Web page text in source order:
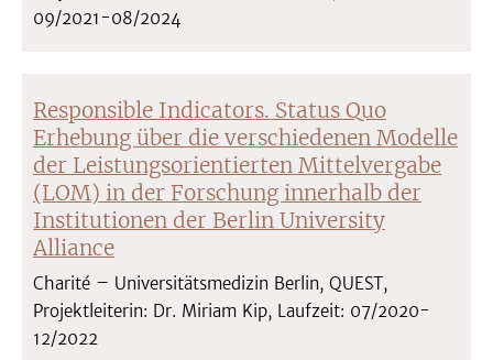
09/2021-08/2024
Responsible Indicators. Status Quo
Erhebung über die verschiedenen Modelle
der Leistungsorientierten Mittelvergabe
(LOM) in der Forschung innerhalb der
Institutionen der Berlin University
Alliance
Charité – Universitätsmedizin Berlin, QUEST,
Projektleiterin: Dr. Miriam Kip, Laufzeit: 07/2020-
12/2022